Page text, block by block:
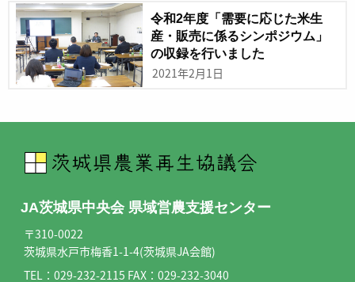
令和2年度「需要に応じた米生
産・販売に係るシンポジウム」
の収録を行いました
2021年2月1日
JA茨城県中央会 県域営農支援センター
〒310-0022
茨城県水戸市梅香1-1-4(茨城県JA会館)
TEL： 029-232-2115 FAX：029-232-3040